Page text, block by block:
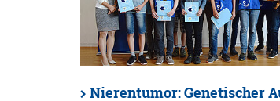
Nierentumor: Genetischer